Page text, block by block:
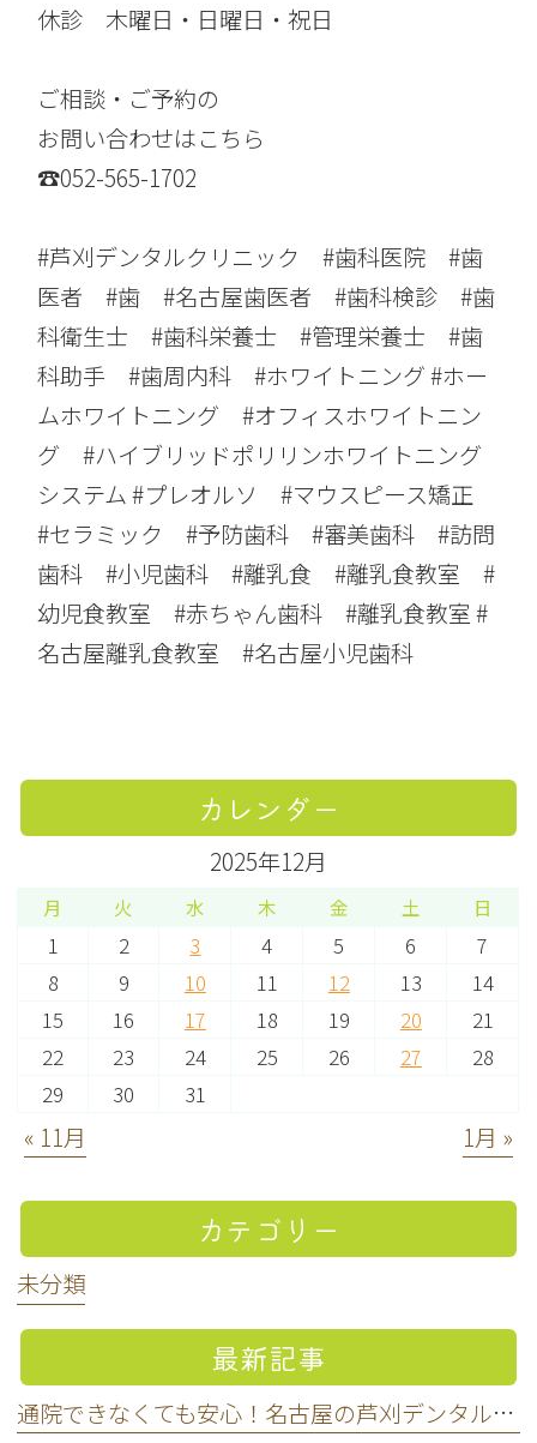
休診 木曜日・日曜日・祝日
ご相談・ご予約の
お問い合わせはこちら
☎︎052-565-1702
#芦刈デンタルクリニック #歯科医院 #歯
医者 #歯 #名古屋歯医者 #歯科検診 #歯
科衛生士 #歯科栄養士 #管理栄養士 #歯
科助手 #歯周内科 #ホワイトニング #ホー
ムホワイトニング #オフィスホワイトニン
グ #ハイブリッドポリリンホワイトニング
システム #プレオルソ #マウスピース矯正
#セラミック #予防歯科 #審美歯科 #訪問
歯科 #小児歯科 #離乳食 #離乳食教室 #
幼児食教室 #赤ちゃん歯科 #離乳食教室 #
名古屋離乳食教室 #名古屋小児歯科
カレンダー
2025年12月
月 火 水 木 金 土 日
1 2 3 4 5 6
7
8
9 10 11 12 13
14
15
16 17 18 19 20
21
22
23 24 25 26 27
28
29
30 31
« 11月 1月 »
カテゴリー
未分類
最新記事
通院できなくても安心！名古屋の芦刈デンタルクリニックの訪問歯科サービス